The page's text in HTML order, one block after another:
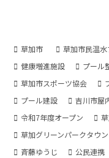
草加市 草加市民温水
健康増進施設
プール
草加市スポーツ協会
プール建設
吉川市屋
令和7年度オープン
草加グリーンパークタウン
斉藤ゆうじ
公民連携